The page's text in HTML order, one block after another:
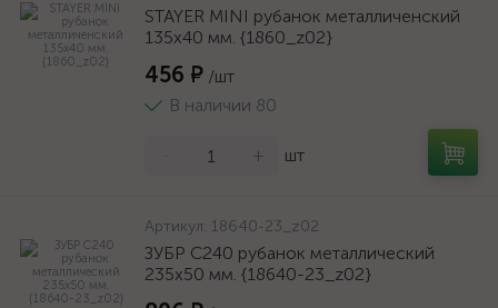
STAYER MINI рубанок металличенский
135х40 мм. {1860_z02}
456 ₽ /шт
В наличии 80
+ шт
Артикул: 18640-23_z02
ЗУБР С240 рубанок металлический
235х50 мм. {18640-23_z02}